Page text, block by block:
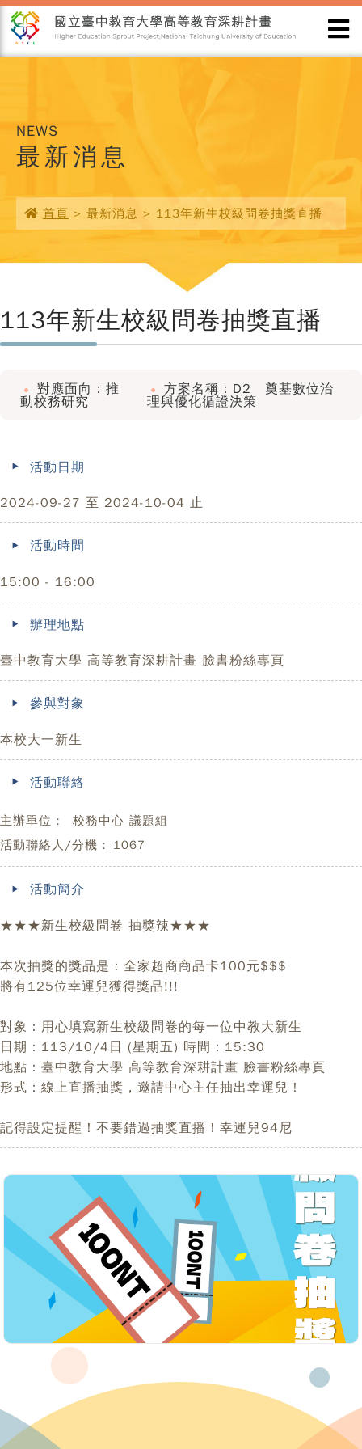
NEWS
最新消息
首頁 > 最新消息 > 113年新生校級問卷抽獎直播
113年新生校級問卷抽獎直播
對應面向：推
動校務研究
方案名稱：D2 奠基數位治
理與優化循證決策
活動日期
2024-09-27 至 2024-10-04 止
活動時間
15:00 - 16:00
辦理地點
臺中教育大學 高等教育深耕計畫 臉書粉絲專頁
參與對象
本校大一新生
活動聯絡
主辦單位：
校務中心 議題組
活動聯絡人/分機：
1067
活動簡介
★★★新生校級問卷 抽獎辣★★★
本次抽獎的獎品是：全家超商商品卡100元$$$
將有125位幸運兒獲得獎品!!!
對象：用心填寫新生校級問卷的每一位中教大新生
日期：113/10/4日 (星期五) 時間：15:30
地點：臺中教育大學 高等教育深耕計畫 臉書粉絲專頁
形式：線上直播抽獎，邀請中心主任抽出幸運兒！
記得設定提醒！不要錯過抽獎直播！幸運兒94尼